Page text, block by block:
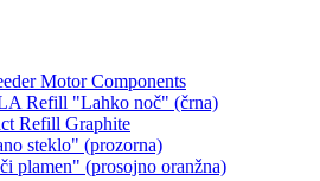
Motor Components
Refill "Lahko noč" (črna)
Refill Graphite
steklo" (prozorna)
plamen" (prosojno oranžna)